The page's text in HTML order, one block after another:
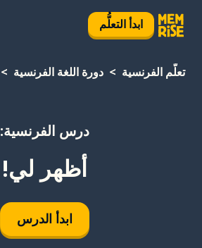
ابدأ التعلُّم
تعلَّم الفرنسية دورة اللغة الفرنسية
درس الفرنسية:
أظهر لي!
ابدأ الدرس